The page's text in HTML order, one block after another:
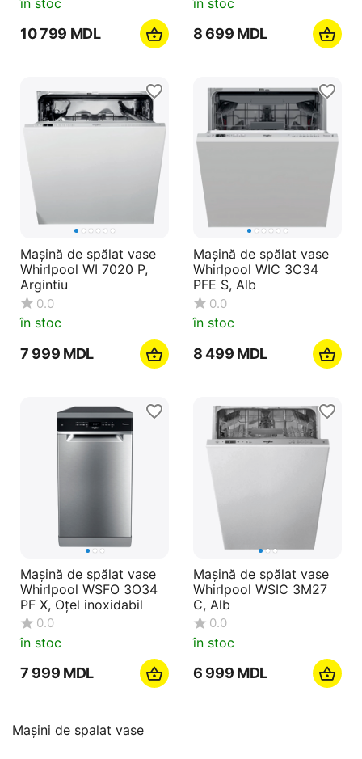
Maşini de spalat vase
10 799 MDL 8 699 MDL
Mașină de spălat vase
Whirlpool WI 7020 P,
Argintiu
0.0
în stoc
7 999 MDL
Mașină de spălat vase
Whirlpool WIC 3C34
PFE S, Alb
0.0
în stoc
8 499 MDL
Mașină de spălat vase
Whirlpool WSFO 3O34
PF X, Oțel inoxidabil
0.0
în stoc
7 999 MDL
Mașină de spălat vase
Whirlpool WSIC 3M27
C, Alb
0.0
în stoc
6 999 MDL